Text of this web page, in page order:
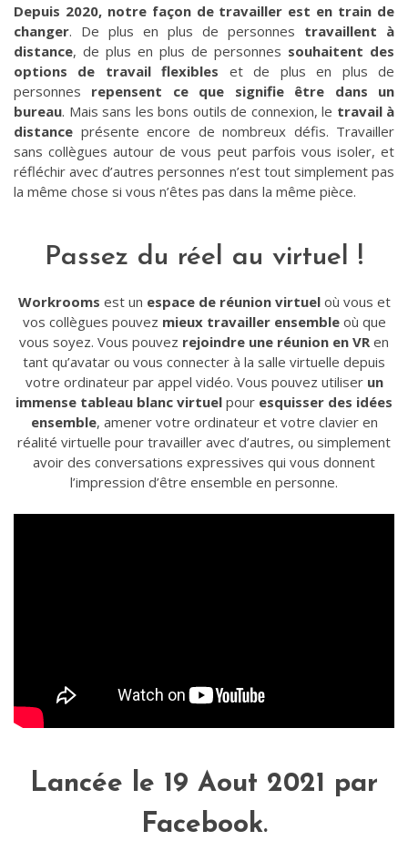
Depuis 2020, notre façon de travailler est en train de
changer. De plus en plus de personnes travaillent à
distance, de plus en plus de personnes souhaitent des
options de travail flexibles et de plus en plus de
personnes repensent ce que signifie être dans un
bureau. Mais sans les bons outils de connexion, le travail à
distance présente encore de nombreux défis. Travailler
sans collègues autour de vous peut parfois vous isoler, et
réfléchir avec d’autres personnes n’est tout simplement pas
la même chose si vous n’êtes pas dans la même pièce.
Passez du réel au virtuel !
Workrooms est un espace de réunion virtueloù vous et
vos collègues pouvez mieux travailler ensembleoù que
vous soyez. Vous pouvez rejoindre une réunion en VR en
tant qu’avatar ou vous connecter à la salle virtuelle depuis
votre ordinateur par appel vidéo. Vous pouvez utiliser un
immense tableau blanc virtuel pour esquisser des idées
ensemble, amener votre ordinateur et votre clavier en
réalité virtuelle pour travailler avec d’autres, ou simplement
avoir des conversations expressives qui vous donnent
l’impression d’être ensemble en personne.
Lancée le 19 Aout 2021 par
Facebook.